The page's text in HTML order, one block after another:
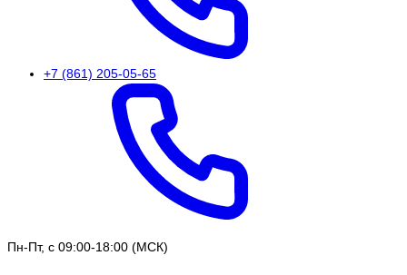
+7 (861) 205-05-65
Пн-Пт, с 09:00-18:00 (МСК)